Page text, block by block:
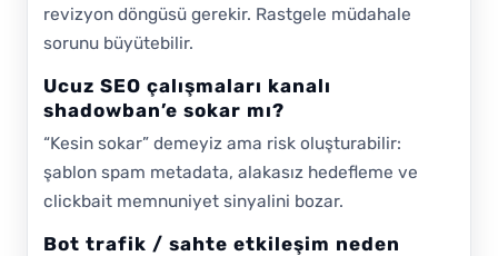
revizyon döngüsü gerekir. Rastgele müdahale
sorunu büyütebilir.
Ucuz SEO çalışmaları kanalı
shadowban’e sokar mı?
“Kesin sokar” demeyiz ama risk oluşturabilir:
şablon spam metadata, alakasız hedefleme ve
clickbait memnuniyet sinyalini bozar.
Bot trafik / sahte etkileşim neden